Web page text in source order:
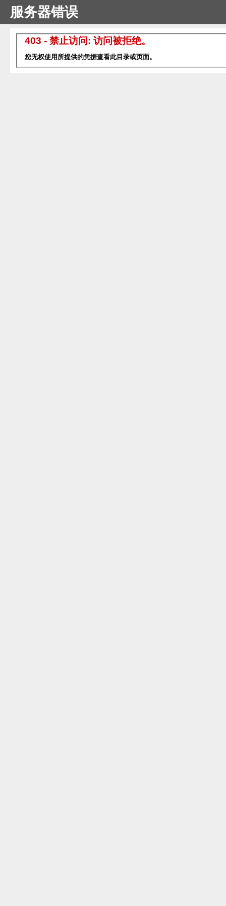
服务器错误
403 - 禁止访问: 访问被拒绝。
您无权使用所提供的凭据查看此目录或页面。